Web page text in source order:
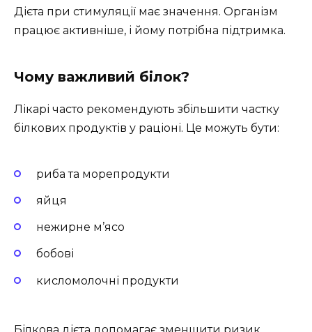
Дієта при стимуляції має значення. Організм
працює активніше, і йому потрібна підтримка.
Чому важливий білок?
Лікарі часто рекомендують збільшити частку
білкових продуктів у раціоні. Це можуть бути:
риба та морепродукти
яйця
нежирне м’ясо
бобові
кисломолочні продукти